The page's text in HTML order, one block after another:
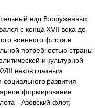
вид Вооруженных
с конца XVII века до
военного флота в
потребностью страны
и культурной
веков главным
социального развития
формирование
- Азовский флот,